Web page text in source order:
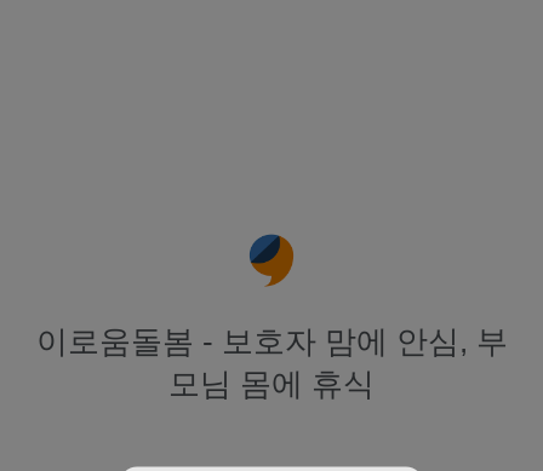
이로움돌봄 - 보호자 맘에 안심, 부
모님 몸에 휴식